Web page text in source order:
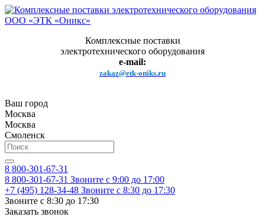
Комплексные поставки
электротехнического оборудования
e-mail:
zakaz@etk-oniks.ru
Ваш город
Москва
Москва
Смоленск
8 800-301-67-31
8 800-301-67-31 Звоните с 9:00 до 17:00
+7 (495) 128-34-48 Звоните с 8:30 до 17:30
Звоните с 8:30 до 17:30
Заказать звонок